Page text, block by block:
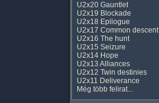
U2x20 Gauntlet
U2x19 Blockade
U2x18 Epilogue
U2x17 Common descent
U2x16 The hunt
U2x15 Seizure
U2x14 Hope
U2x13 Alliances
U2x12 Twin destinies
U2x11 Deliverance
Még több felirat...